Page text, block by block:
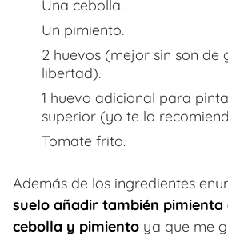
Una cebolla.
Un pimiento.
2 huevos (mejor sin son de
libertad).
1 huevo adicional para
superior (yo te lo
Tomate frito.
Además de los ingredientes
suelo añadir también
cebolla y pimiento ya que me